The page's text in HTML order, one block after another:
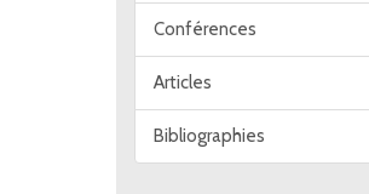
Conférences
Articles
Bibliographies